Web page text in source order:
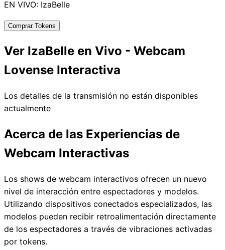
EN VIVO: IzaBelle
Comprar Tokens
Ver IzaBelle en Vivo - Webcam
Lovense Interactiva
Los detalles de la transmisión no están disponibles
actualmente
Acerca de las Experiencias de
Webcam Interactivas
Los shows de webcam interactivos ofrecen un nuevo
nivel de interacción entre espectadores y modelos.
Utilizando dispositivos conectados especializados, las
modelos pueden recibir retroalimentación directamente
de los espectadores a través de vibraciones activadas
por tokens.